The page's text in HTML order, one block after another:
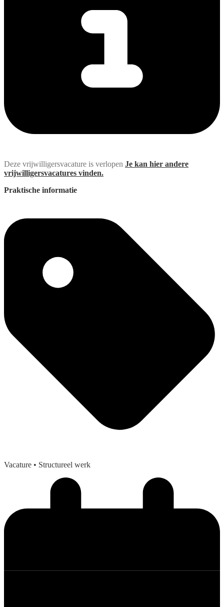
Deze vrijwilligersvacature is verlopen Je kan hier andere
vrijwilligersvacatures vinden.
Praktische informatie
Vacature • Structureel werk